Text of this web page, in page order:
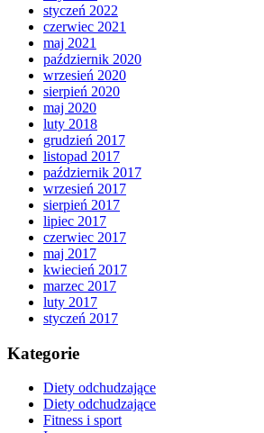
styczeń 2022
czerwiec 2021
maj 2021
październik 2020
wrzesień 2020
sierpień 2020
maj 2020
luty 2018
grudzień 2017
listopad 2017
październik 2017
wrzesień 2017
sierpień 2017
lipiec 2017
czerwiec 2017
maj 2017
kwiecień 2017
marzec 2017
luty 2017
styczeń 2017
Kategorie
Diety odchudzające
Diety odchudzające
Fitness i sport